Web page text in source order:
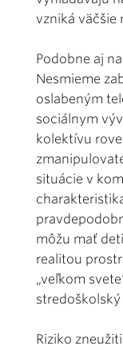
vzniká väčšie
Podobne aj
Nesmieme
oslabeným
sociálnym
kolektívu
situácie v
môžu mať
realitou
„veľkom
Riziko